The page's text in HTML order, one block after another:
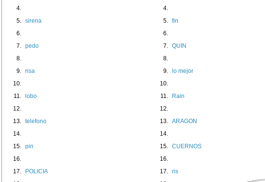
sirena
pedo
risa
lobo
telefono
pin
POLICIA
fin
QUIN
lo mejor
Rain
ARAGON
CUERNOS
ris